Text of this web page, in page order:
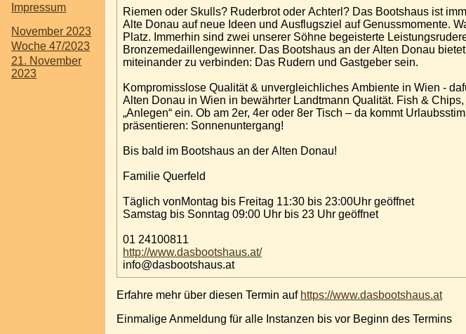
Impressum
November 2023
Woche 47/2023
21. November
2023
Riemen oder Skulls? Ruderbrot oder Achterl? Das Bootshaus ist
Alte Donau auf neue Ideen und Ausflugsziel auf Genussmomente.
Platz. Immerhin sind zwei unserer Söhne begeisterte
Bronzemedaillengewinner. Das Bootshaus an der Alten Donau
miteinander zu verbinden: Das Rudern und Gastgeber sein.
Kompromisslose Qualität & unvergleichliches Ambiente in Wien -
Alten Donau in Wien in bewährter Landtmann Qualität. Fish &
„Anlegen“ ein. Ob am 2er, 4er oder 8er Tisch – da kommt
präsentieren: Sonnenuntergang!
Bis bald im Bootshaus an der Alten Donau!
Familie Querfeld
Täglich vonMontag bis Freitag 11:30 bis 23:00Uhr geöffnet
Samstag bis Sonntag 09:00 Uhr bis 23 Uhr geöffnet
01 24100811
http://www.dasbootshaus.at/
info@dasbootshaus.at
Erfahre mehr über diesen Termin auf https://www.dasbootshaus.at
Einmalige Anmeldung für alle Instanzen bis vor Beginn des Termins